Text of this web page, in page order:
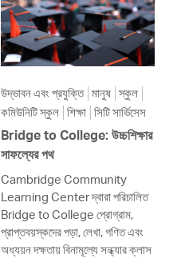
উদ্ভাবন এবং প্রযুক্তি মানুষ স্কুল
কমিউনিটি স্কুল শিক্ষা সিটি সার্ভিসেস
Bridge to College: উচ্চশিক্ষার
সাফল্যের পথ
Cambridge Community
Learning Center দ্বারা পরিচালিত
Bridge to College প্রোগ্রাম,
প্রাপ্তবয়স্কদের পড়া, লেখা, গণিত এবং
অধ্যয়ন দক্ষতায় বিনামূল্যে সন্ধ্যার ক্লাস